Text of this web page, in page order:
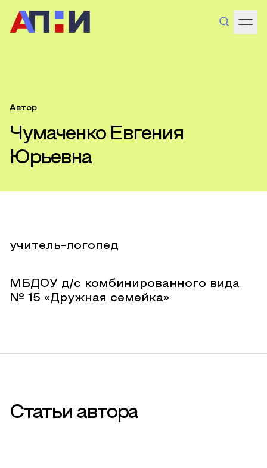
Автор
Чумаченко Евгения
Юрьевна
учитель-логопед
МБДОУ д/с комбинированного вида
№ 15 «Дружная семейка»
Статьи автора